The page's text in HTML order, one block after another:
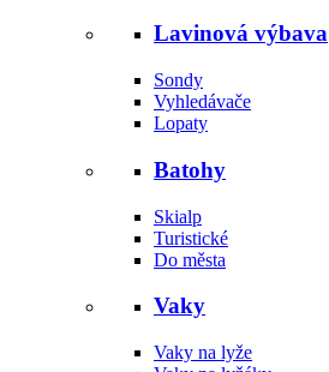
Lavinová výbava
Sondy
Vyhledávače
Lopaty
Batohy
Skialp
Turistické
Do města
Vaky
Vaky na lyže